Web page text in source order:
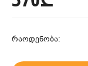
რაოდენობა: